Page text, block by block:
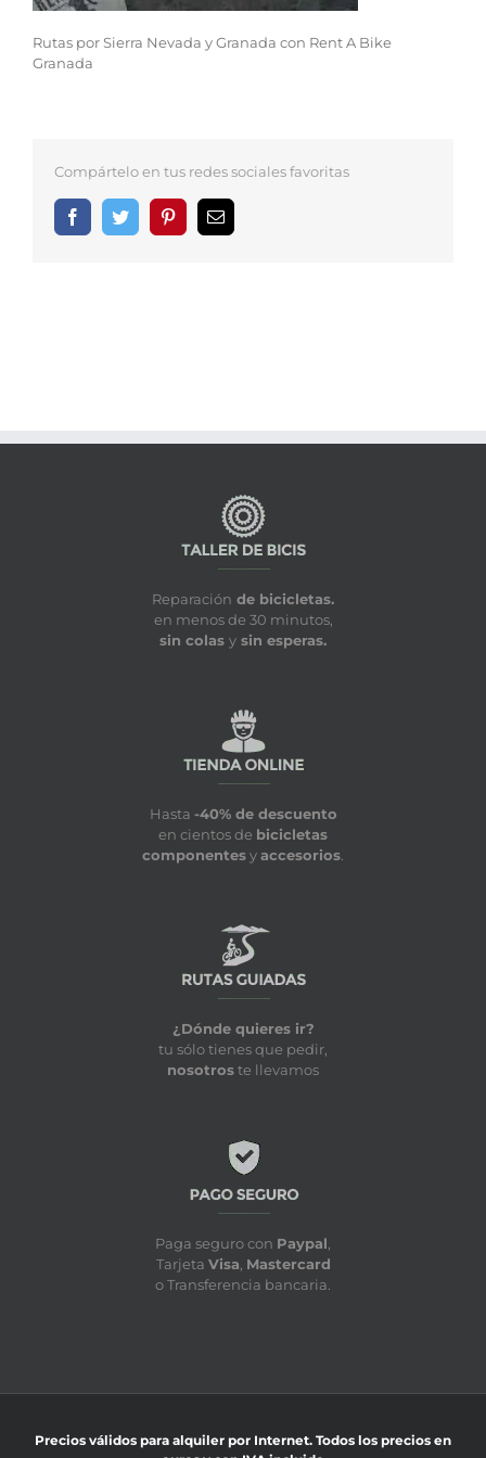
Rutas por Sierra Nevada y Granada con Rent A Bike
Granada
Compártelo en tus redes sociales favoritas
FacebookTwitter PinterestCorreo
electrónico
Reparación de bicicletas.
en menos de 30 minutos,
sin colas y sin esperas.
Hasta -40% de descuento
en cientos de bicicletas
componentesyaccesorios
¿Dónde quieres ir?
tu sólo tienes que pedir,
nosotroste llevamos
Paga seguro con Paypal
Tarjeta Visa Mastercard
o Transferencia bancaria.
Precios válidos para alquiler por Internet. Todos los precios en